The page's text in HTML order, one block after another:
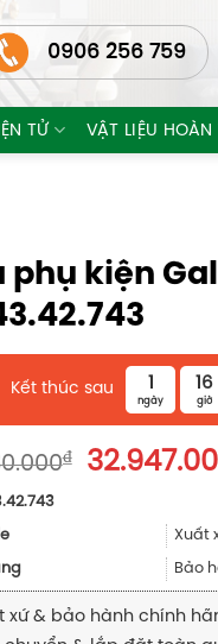
0906 256 759
TỬ VẬT LIỆU HOÀN
phụ kiện
Kết thúc sau 1
ngày
16
giờ
₫
Giá
Xuất
Bảo
xứ & bảo hành chính